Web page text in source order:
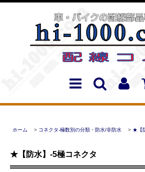
ホーム > コネクタ-極数別の分類・防水/非防水 > ★【
★【防水】-5極コネクタ